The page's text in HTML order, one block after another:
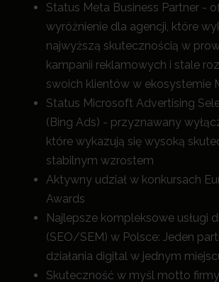
Status Meta Business Partner -
wyróżnienie dla agencji, które
najwyższą skutecznością w
kampanii reklamowych i stale
swoich klientów w ekosystemie
Status Microsoft Advertising
(Bing Ads) - przyznawany
które wykazują się wysoką
stabilnym wzrostem
Aktywny udział w konkursach
Awards
Najlepsze kompleksowe usługi
(SEO/SEM) w Polsce: Jeden
działania digital w jednym
Skuteczność w myśl motto